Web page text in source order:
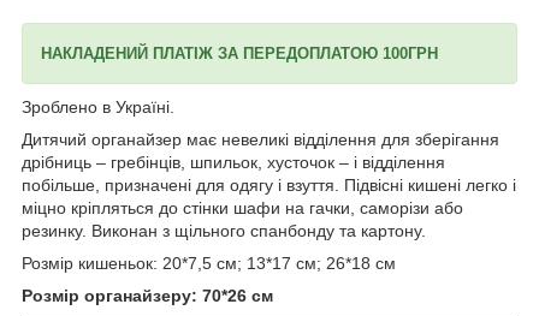
НАКЛАДЕНИЙ ПЛАТІЖ ЗА ПЕРЕДОПЛАТОЮ 100ГРН
Зроблено в Україні.
Дитячий органайзер має невеликі відділення для зберігання
дрібниць – гребінців, шпильок, хусточок – і відділення
побільше, призначені для одягу і взуття. Підвісні кишені легко і
міцно кріпляться до стінки шафи на гачки, саморізи або
резинку. Виконан з щільного спанбонду та картону.
Розмір кишеньок: 20*7,5 см; 13*17 см; 26*18 см
Розмір органайзеру: 70*26 см